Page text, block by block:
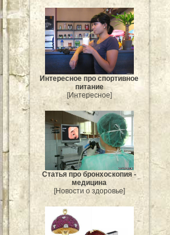
Интересное про спортивное
питание
[Интересное]
Статья про бронхоскопия -
медицина
[Новости о здоровье]